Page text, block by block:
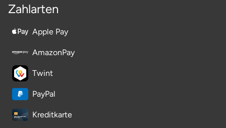
Zahlarten
Apple Pay
AmazonPay
Twint
PayPal
Kreditkarte
Neumünster
Nidda
Nordwestmecklenburg
Nürnberg
Oberhavel